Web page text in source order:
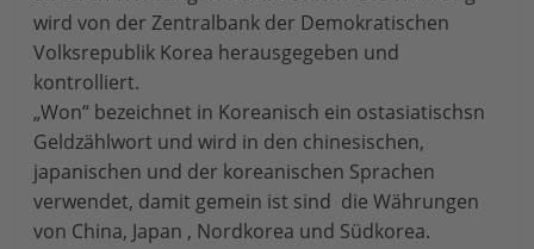
wird von der Zentralbank der Demokratischen
Volksrepublik Korea herausgegeben und
kontrolliert.
„Won“ bezeichnet in Koreanisch ein ostasiatischsn
Geldzählwort und wird in den chinesischen,
japanischen und der koreanischen Sprachen
verwendet, damit gemein ist sind die Währungen
von China, Japan , Nordkorea und Südkorea.